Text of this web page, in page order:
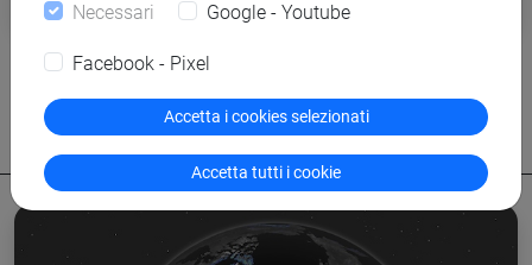
Eventi e cultura
date, dal 21 al 25 settembre
Necessari Google - Youtube
Facebook - Pixel
Accetta i cookies selezionati
Accetta tutti i cookie